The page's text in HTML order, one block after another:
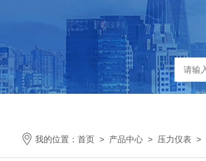
我的位置： 首页 > 产品中心 > 压力仪表 >